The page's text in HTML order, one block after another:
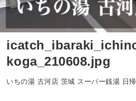
koga_210608.jpg
いちの湯 古河店 茨城 スーパー銭湯 日